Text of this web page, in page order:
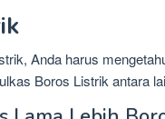
Anda harus
Boros Listrik antara